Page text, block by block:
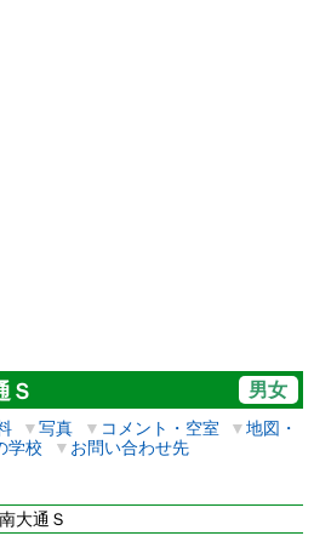
Ｓ 男女
▼写真 ▼ コメント・空室 ▼地図・
学校 ▼ お問い合わせ先
大通Ｓ